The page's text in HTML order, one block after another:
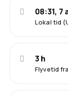
Lokal tid
08:31, 7
Flyvetid
3 h